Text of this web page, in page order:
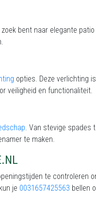
zoek bent naar elegante
opties. Deze verlichting
veiligheid en functionaliteit.
. Van stevige
te maken.
te controleren
je 0031657425563 bellen